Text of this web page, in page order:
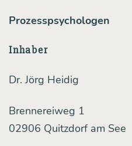
on,
Zufrie­
heit
und
Prozesspsychologen
Inhaber
Dr. Jörg Heidig
Brennereiweg 1
02906 Quitzdorf am See